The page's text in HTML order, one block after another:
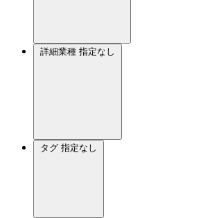
詳細業種 指定なし
タグ 指定なし